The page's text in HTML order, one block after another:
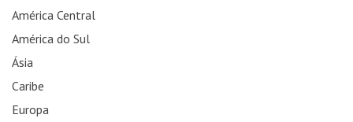
América Central
América do Sul
Ásia
Caribe
Europa